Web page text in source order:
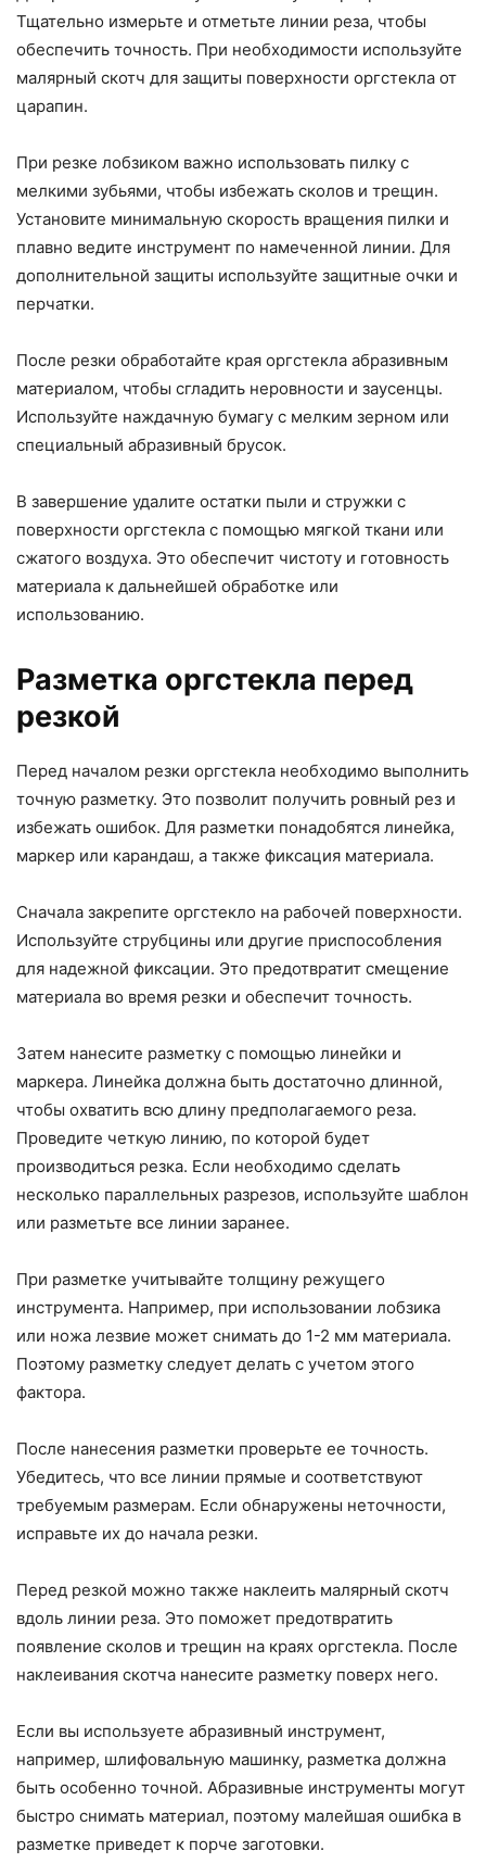
Тщательно измерьте и отметьте линии реза, чтобы
обеспечить точность. При необходимости используйте
малярный скотч для защиты поверхности оргстекла от
царапин.
При резке лобзиком важно использовать пилку с
мелкими зубьями, чтобы избежать сколов и трещин.
Установите минимальную скорость вращения пилки и
плавно ведите инструмент по намеченной линии. Для
дополнительной защиты используйте защитные очки и
перчатки.
После резки обработайте края оргстекла абразивным
материалом, чтобы сгладить неровности и заусенцы.
Используйте наждачную бумагу с мелким зерном или
специальный абразивный брусок.
В завершение удалите остатки пыли и стружки с
поверхности оргстекла с помощью мягкой ткани или
сжатого воздуха. Это обеспечит чистоту и готовность
материала к дальнейшей обработке или
использованию.
Разметка оргстекла перед
резкой
Перед началом резки оргстекла необходимо выполнить
точную разметку. Это позволит получить ровный рез и
избежать ошибок. Для разметки понадобятся линейка,
маркер или карандаш, а также фиксация материала.
Сначала закрепите оргстекло на рабочей поверхности.
Используйте струбцины или другие приспособления
для надежной фиксации. Это предотвратит смещение
материала во время резки и обеспечит точность.
Затем нанесите разметку с помощью линейки и
маркера. Линейка должна быть достаточно длинной,
чтобы охватить всю длину предполагаемого реза.
Проведите четкую линию, по которой будет
производиться резка. Если необходимо сделать
несколько параллельных разрезов, используйте шаблон
или разметьте все линии заранее.
При разметке учитывайте толщину режущего
инструмента. Например, при использовании лобзика
или ножа лезвие может снимать до 1-2 мм материала.
Поэтому разметку следует делать с учетом этого
фактора.
После нанесения разметки проверьте ее точность.
Убедитесь, что все линии прямые и соответствуют
требуемым размерам. Если обнаружены неточности,
исправьте их до начала резки.
Перед резкой можно также наклеить малярный скотч
вдоль линии реза. Это поможет предотвратить
появление сколов и трещин на краях оргстекла. После
наклеивания скотча нанесите разметку поверх него.
Если вы используете абразивный инструмент,
например, шлифовальную машинку, разметка должна
быть особенно точной. Абразивные инструменты могут
быстро снимать материал, поэтому малейшая ошибка в
разметке приведет к порче заготовки.